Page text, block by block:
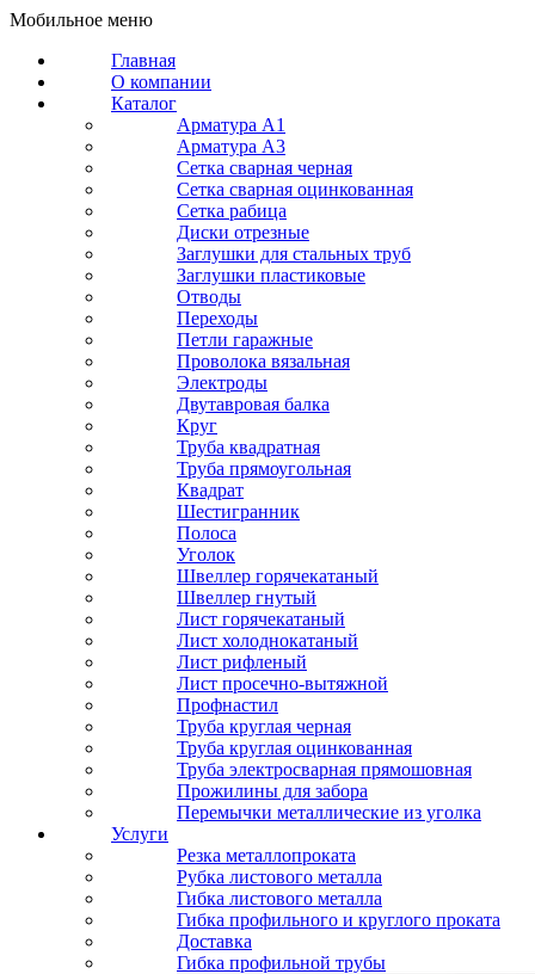
Мобильное меню
Главная
О компании
Каталог
Арматура A1
Арматура A3
Сетка сварная черная
Сетка сварная оцинкованная
Сетка рабица
Диски отрезные
Заглушки для стальных труб
Заглушки пластиковые
Отводы
Переходы
Петли гаражные
Проволока вязальная
Электроды
Двутавровая балка
Круг
Труба квадратная
Труба прямоугольная
Квадрат
Шестигранник
Полоса
Уголок
Швеллер горячекатаный
Швеллер гнутый
Лист горячекатаный
Лист холоднокатаный
Лист рифленый
Лист просечно-вытяжной
Профнастил
Труба круглая черная
Труба круглая оцинкованная
Труба электросварная прямошовная
Прожилины для забора
Перемычки металлические из уголка
Услуги
Резка металлопроката
Рубка листового металла
Гибка листового металла
Гибка профильного и круглого проката
Доставка
Гибка профильной трубы